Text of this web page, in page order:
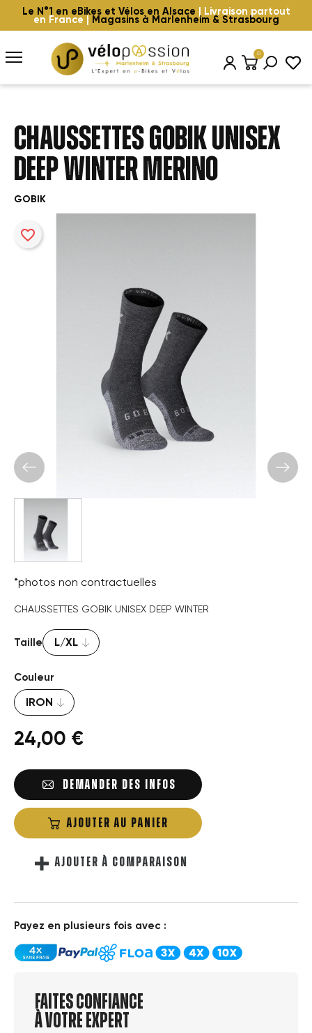
Le N°1 en eBikes et Vélos en Alsace | Livraison partout
en France | Magasins à Marlenheim & Strasbourg
0
CHAUSSETTES GOBIK UNISEX
DEEP WINTER MERINO
GOBIK
favorite_border
*photos non contractuelles
CHAUSSETTES GOBIK UNISEX DEEP WINTER
Taille
Couleur
24,00 €
DEMANDER DES INFOS
AJOUTER AU PANIER
AJOUTER À COMPARAISON
Payez en plusieurs fois avec :
Faites confiance
à votre expert